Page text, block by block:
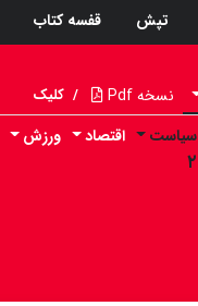
تپش قفسه کتاب
نسخه Pdf / کلیک
سیاست
۲
اقتصاد ورزش